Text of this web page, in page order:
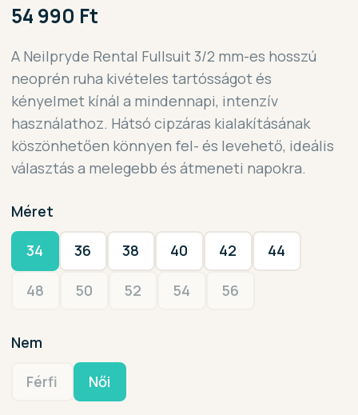
54 990 Ft
A Neilpryde Rental Fullsuit 3/2 mm-es hosszú
neoprén ruha kivételes tartósságot és
kényelmet kínál a mindennapi, intenzív
használathoz. Hátsó cipzáras kialakításának
köszönhetően könnyen fel- és levehető, ideális
választás a melegebb és átmeneti napokra.
Méret
34 36 38 40 42 44
48 50 52 54 56
Nem
Férfi Női